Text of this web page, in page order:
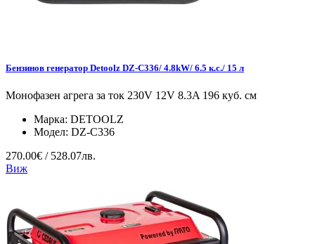
Бензинов генератор Detoolz DZ-C336/ 4.8kW/ 6.5 к.с./ 15 л
Монофазен агрега за ток 230V 12V 8.3A 196 куб. см
Марка: DETOOLZ
Модел: DZ-C336
270.00€ / 528.07лв.
Виж